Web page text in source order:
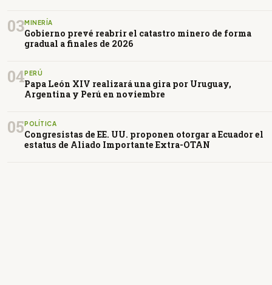
03MINERÍA
Gobierno prevé reabrir el catastro minero de forma
gradual a finales de 2026
04PERÚ
Papa León XIV realizará una gira por Uruguay,
Argentina y Perú en noviembre
05 POLÍTICA
Congresistas de EE. UU. proponen otorgar a Ecuador el
estatus de Aliado Importante Extra-OTAN